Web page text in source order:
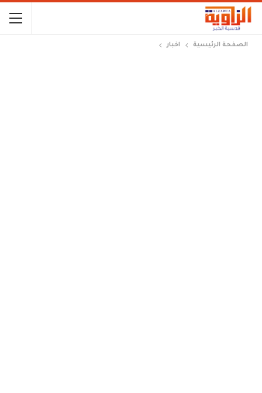
الصفحة الرئيسية اخبار